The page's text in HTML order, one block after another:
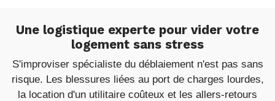
Une logistique experte pour vider votre
logement sans stress
S'improviser spécialiste du déblaiement n'est pas sans
risque. Les blessures liées au port de charges lourdes,
la location d'un utilitaire coûteux et les allers-retours